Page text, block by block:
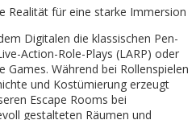
Digitalen die klassischen Pen-
Action-Role-Plays (LARP) oder
Games. Während bei Rollenspielen
und Kostümierung erzeugt
Escape Rooms bei
gestalteten Räumen und